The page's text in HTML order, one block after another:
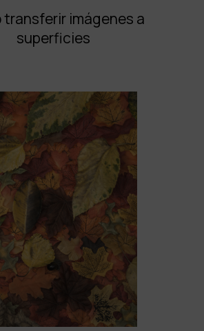
transferir imágenes a
superficies